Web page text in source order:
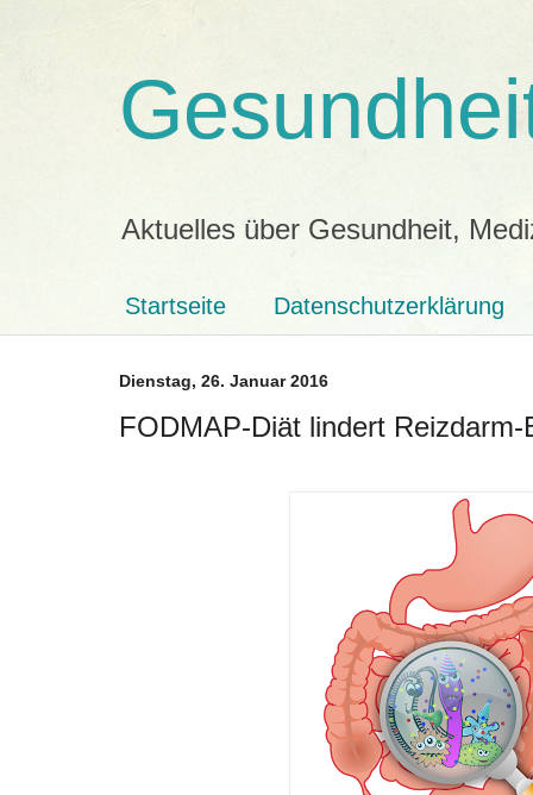
Aktuelles über Gesundheit,
Startseite Datenschutzerklärung
Dienstag, 26. Januar 2016
FODMAP-Diät lindert Reizdarm-